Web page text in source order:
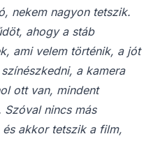
nekem nagyon tetszik.
ahogy a stáb
ami velem történik, a jót
a kamera
ott van, mindent
Szóval nincs más
akkor tetszik a film,